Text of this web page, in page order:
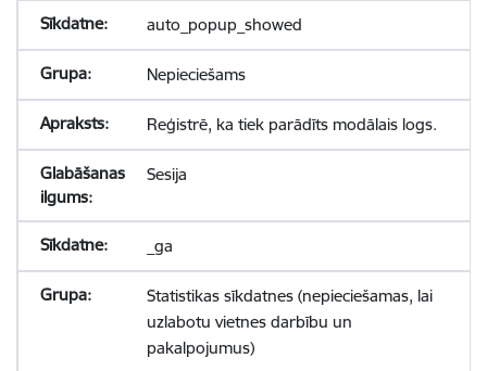
auto_popup_showed
Nepieciešams
Reģistrē, ka tiek parādīts modālais logs.
Sesija
_ga
Statistikas sīkdatnes (nepieciešamas, lai
uzlabotu vietnes darbību un
pakalpojumus)